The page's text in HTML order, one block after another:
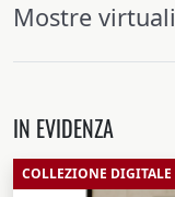
Mostre virtuali
IN EVIDENZA
COLLEZIONE DIGITALE